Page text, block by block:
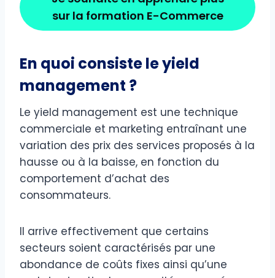
sur la formation E-Commerce
En quoi consiste le yield
management ?
Le yield management est une technique
commerciale et marketing entraînant une
variation des prix des services proposés à la
hausse ou à la baisse, en fonction du
comportement d’achat des
consommateurs.
Il arrive effectivement que certains
secteurs soient caractérisés par une
abondance de coûts fixes ainsi qu’une